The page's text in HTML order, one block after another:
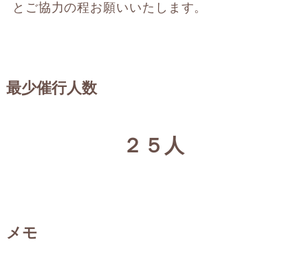
とご協力の程お願いいたします。
最少催行人数
２５人
メモ